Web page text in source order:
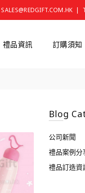
SALES@REDGIFT.COM.HK |
禮品資訊 訂購須知
Blog
公司新聞
禮品案例分
禮品訂造資